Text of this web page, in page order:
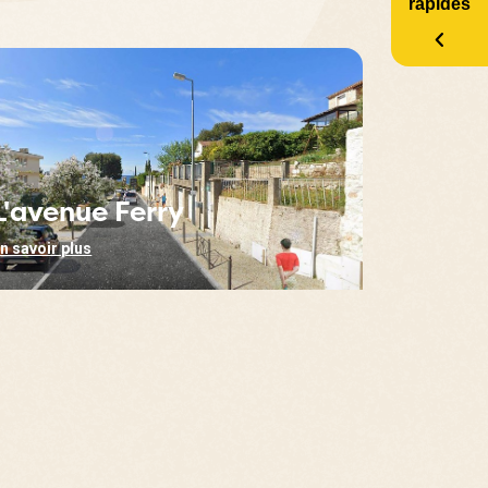
Ferry
savoir plus
rapides